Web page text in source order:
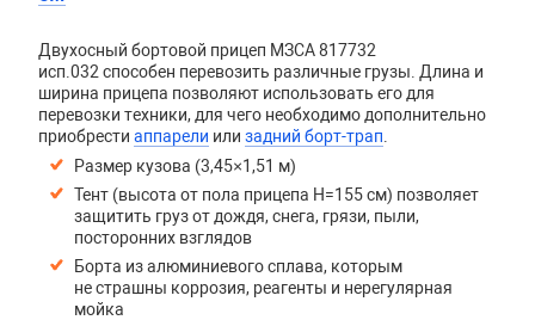
Двухосный бортовой прицеп МЗСА 817732
исп.032 способен перевозить различные грузы. Длина и
ширина прицепа позволяют использовать его для
перевозки техники, для чего необходимо дополнительно
приобрести аппарели или задний борт-трап
Размер кузова (3,45×1,51 м)
Тент (высота от пола прицепа H=155 см) позволяет
защитить груз от дождя, снега, грязи, пыли,
посторонних взглядов
Борта из алюминиевого сплава, которым
не страшны коррозия, реагенты и нерегулярная
мойка